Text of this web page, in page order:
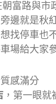
朝富路與市
邊就是秋
找停車也
場給大家
感滿分
，第一眼就